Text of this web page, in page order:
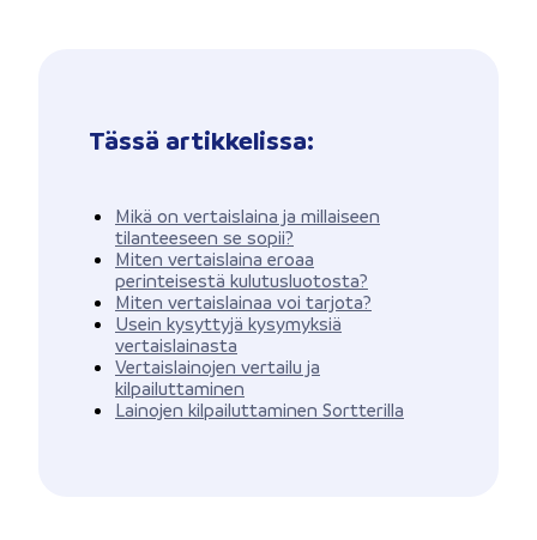
Tässä artikkelissa:
Mikä on vertaislaina ja millaiseen
tilanteeseen se sopii?
Miten vertaislaina eroaa
perinteisestä kulutusluotosta?
Miten vertaislainaa voi tarjota?
Usein kysyttyjä kysymyksiä
vertaislainasta
Vertaislainojen vertailu ja
kilpailuttaminen
Lainojen kilpailuttaminen Sortterilla